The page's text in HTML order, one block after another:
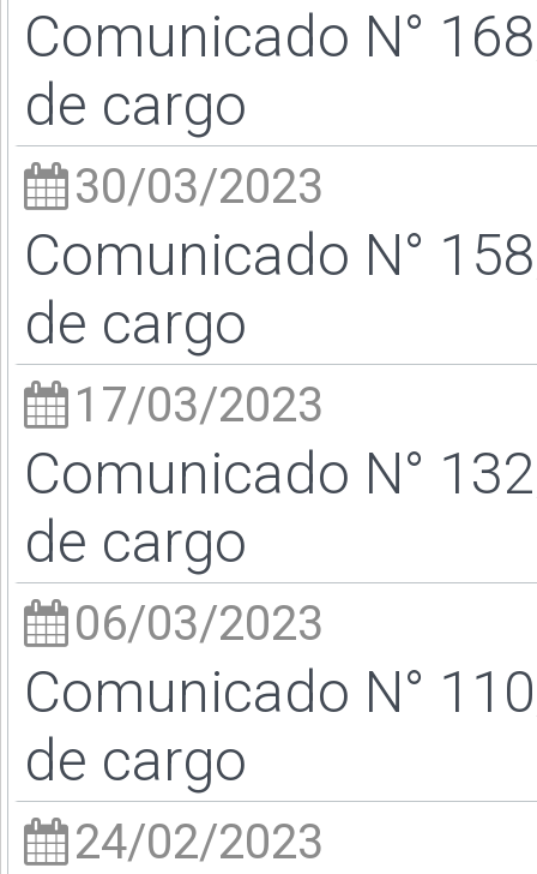
Comunicado N°
de cargo
30/03/2023
Comunicado N°
de cargo
17/03/2023
Comunicado N°
de cargo
06/03/2023
Comunicado N°
de cargo
24/02/2023